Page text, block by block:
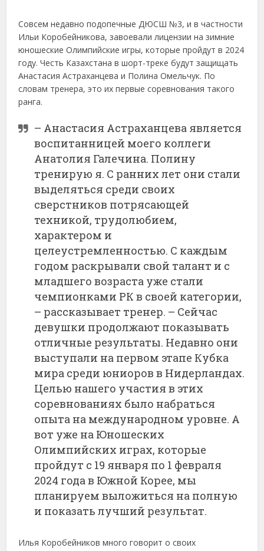
Совсем недавно подопечные ДЮСШ №3, и в частности
Ильи Коробейникова, завоевали лицензии на зимние
юношеские Олимпийские игры, которые пройдут в 2024
году. Честь Казахстана в шорт-треке будут защищать
Анастасия Астраханцева и Полина Омельчук. По
словам тренера, это их первые соревнования такого
ранга.
– Анастасия Астраханцева является
воспитанницей моего коллеги
Анатолия Галечина. Полину
тренирую я. С ранних лет они стали
выделяться среди своих
сверстников потрясающей
техникой, трудолюбием,
характером и
целеустремленностью. С каждым
годом раскрывали свой талант и с
младшего возраста уже стали
чемпионками РК в своей категории,
– рассказывает тренер. – Сейчас
девушки продолжают показывать
отличные результаты. Недавно они
выступали на первом этапе Кубка
мира среди юниоров в Нидерландах.
Целью нашего участия в этих
соревнованиях было набраться
опыта на международном уровне. А
вот уже на Юношеских
Олимпийских играх, которые
пройдут с 19 января по 1 февраля
2024 года в Южной Корее, мы
планируем выложиться на полную
и показать лучший результат.
Илья Коробейников много говорит о своих